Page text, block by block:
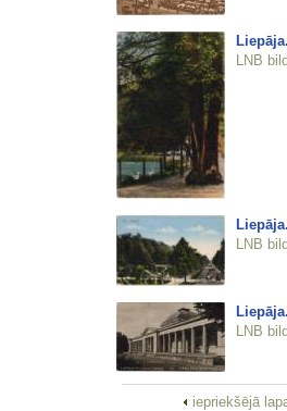
LNB
LNB
LNB
iepriekšējā